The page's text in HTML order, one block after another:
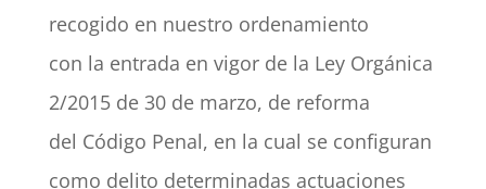
recogido en nuestro ordenamiento
con la entrada en vigor de la Ley Orgánica
2/2015 de 30 de marzo, de reforma
del Código Penal, en la cual se configuran
como delito determinadas actuaciones